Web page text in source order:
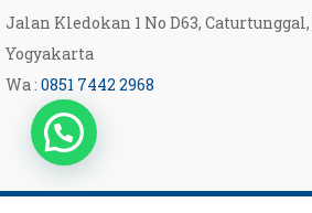
Jalan Kledokan 1 No D63,
Yogyakarta
Wa : 0851 7442 2968